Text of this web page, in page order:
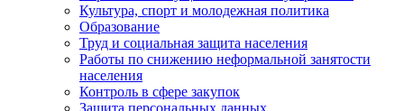
Культура, спорт и молодежная политика
Образование
Труд и социальная защита населения
Работы по снижению неформальной занятости
населения
Контроль в сфере закупок